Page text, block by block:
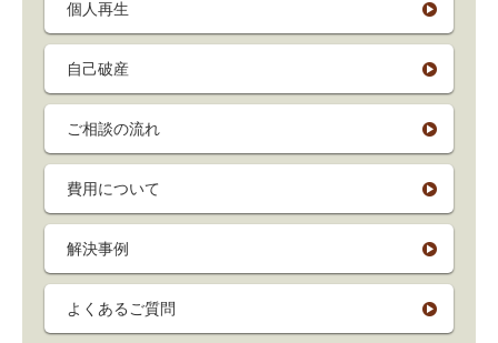
個人再生
自己破産
ご相談の流れ
費用について
解決事例
よくあるご質問